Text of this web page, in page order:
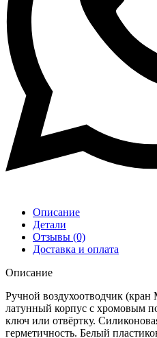
Описание
Детали
Отзывы (0)
Доставка и оплата
Описание
Ручной воздухоотводчик
латунный корпус с хромовым
ключ или отвёртку.
герметичность. Белый